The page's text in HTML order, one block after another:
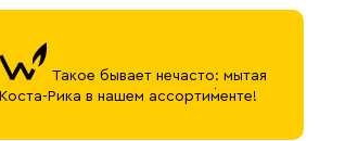
Такое бывает нечасто: мытая
Коста-Рика в нашем ассортименте!